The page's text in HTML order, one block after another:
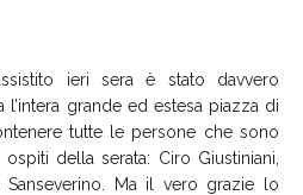
ieri sera è stato davvero
l’intera grande ed estesa piazza di
tutte le persone che sono
della serata: Ciro Giustiniani,
Ma il vero grazie lo